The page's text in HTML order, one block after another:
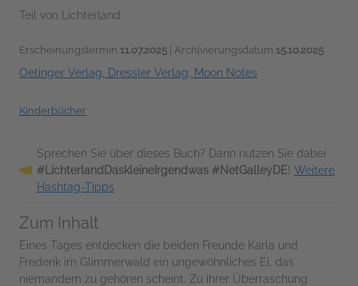
Teil von Lichterland
Erscheinungstermin 11.07.2025 | Archivierungsdatum 15.10.2025
Oetinger Verlag, Dressler Verlag, Moon Notes
Kinderbücher
Sprechen Sie über dieses Buch? Dann nutzen Sie dabei
#LichterlandDaskleineIrgendwas #NetGalleyDE! Weitere
Hashtag-Tipps
Zum Inhalt
Eines Tages entdecken die beiden Freunde Karla und
Frederik im Glimmerwald ein ungewöhnliches Ei, das
niemandem zu gehören scheint. Zu ihrer Überraschung